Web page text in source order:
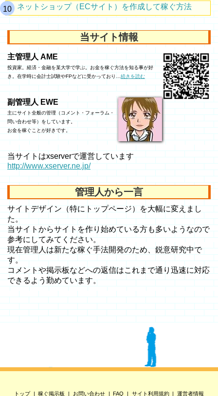
ネットショップ（ECサイト）を作成して稼ぐ方法
当サイト情報
主管理人 AME
投資家。経済・金融を某大学で学ぶ。お金を稼ぐ方法を知る事が好
き。在学時に会計士試験やFPなどに受かっており…続きを読む
副管理人 EWE
主にサイト全般の管理（コメント・フォーラム・
問い合わせ等）をしています。
お金を稼ぐことが好きです。
当サイトはxserverで運営しています
http://www.xserver.ne.jp/
管理人から一言
サイトデザイン（特にトップページ）を大幅に変えまし
た。
当サイトからサイトを作り始めている方も多いようなので
参考にしてみてください。
現在管理人は新たな稼ぐ手法開発のため、鋭意研究中で
す。
コメントや掲示板などへの返信はこれまで通り迅速に対応
できるよう勤めています。
トップ 稼ぐ掲示板 お問い合わせ FAQ サイト利用規約 運営者情報